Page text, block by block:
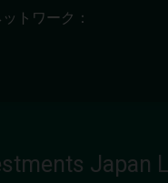
トワーク：
Japan